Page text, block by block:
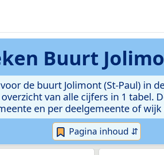
Buurt
de buurt Jolimont (St-Paul) in
van alle cijfers in 1 tabel.
en per deelgemeente of wijk
Pagina inhoud ⇵